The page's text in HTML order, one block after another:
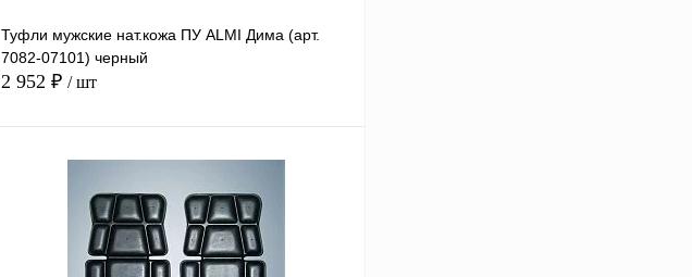
Туфли мужские нат.кожа ПУ ALMI Дима (арт.
7082-07101) черный
2 952 ₽ / шт
Купить в